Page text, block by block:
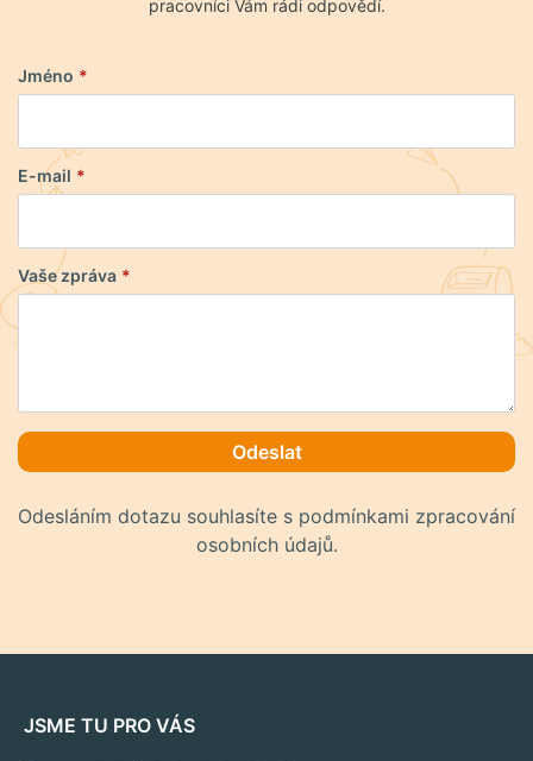
pracovníci Vám rádi odpovědí.
Jméno *
E-mail *
Vaše zpráva *
Odeslat
Odesláním dotazu souhlasíte s podmínkami zpracování
osobních údajů.
JSME TU PRO VÁS